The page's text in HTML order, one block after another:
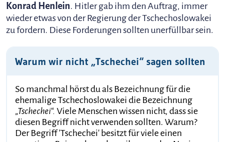
Konrad Henlein. Hitler gab ihm den Auftrag, immer
wieder etwas von der Regierung der Tschechoslowakei
zu fordern. Diese Forderungen sollten unerfüllbar sein.
Warum wir nicht „Tschechei“ sagen sollten
So manchmal hörst du als Bezeichnung für die
ehemalige Tschechoslowakei die Bezeichnung
„Tschechei“. Viele Menschen wissen nicht, dass sie
diesen Begriff nicht verwenden sollten. Warum?
Der Begriff 'Tschechei' besitzt für viele einen